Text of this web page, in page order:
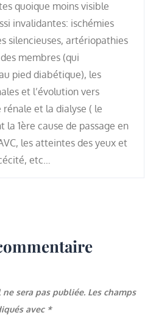
quoique moins visible
invalidantes: ischémies
silencieuses, artériopathies
membres (qui
pied diabétique), les
et l’évolution vers
rénale et la dialyse ( le
la 1ère cause de passage en
les atteintes des yeux et
etc…
ne sera pas publiée. Les champs
avec *